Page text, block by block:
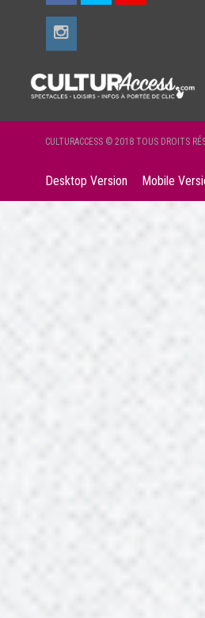
CULTURACCESS © 2018 TOUS DROITS
Desktop Version Mobile